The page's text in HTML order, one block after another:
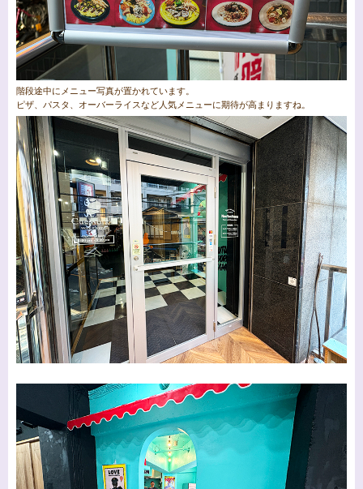
階段途中にメニュー写真が置かれています。
ピザ、パスタ、オーバーライスなど人気メニューに期待が高まりますね。